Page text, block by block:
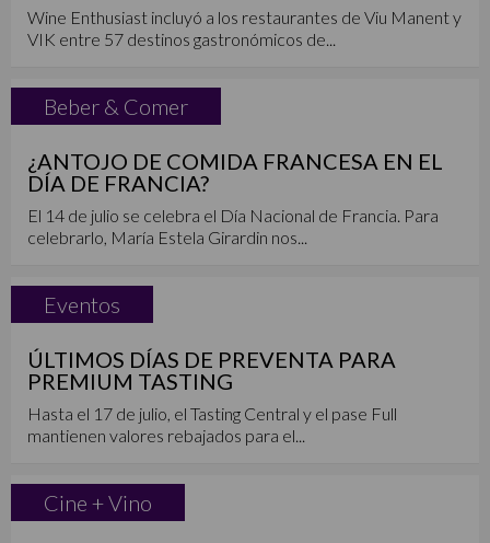
Wine Enthusiast incluyó a los restaurantes de Viu Manent y
VIK entre 57 destinos gastronómicos de...
Beber & Comer
¿ANTOJO DE COMIDA FRANCESA EN EL
DÍA DE FRANCIA?
El 14 de julio se celebra el Día Nacional de Francia. Para
celebrarlo, María Estela Girardin nos...
Eventos
ÚLTIMOS DÍAS DE PREVENTA PARA
PREMIUM TASTING
Hasta el 17 de julio, el Tasting Central y el pase Full
mantienen valores rebajados para el...
Cine + Vino